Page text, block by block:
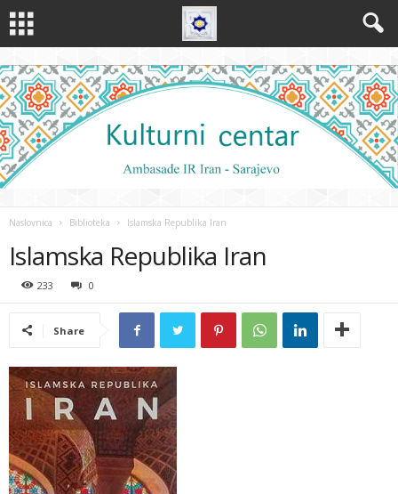
Naslovnica Biblioteka Islamska Republika Iran
Islamska Republika Iran
233 0
Share